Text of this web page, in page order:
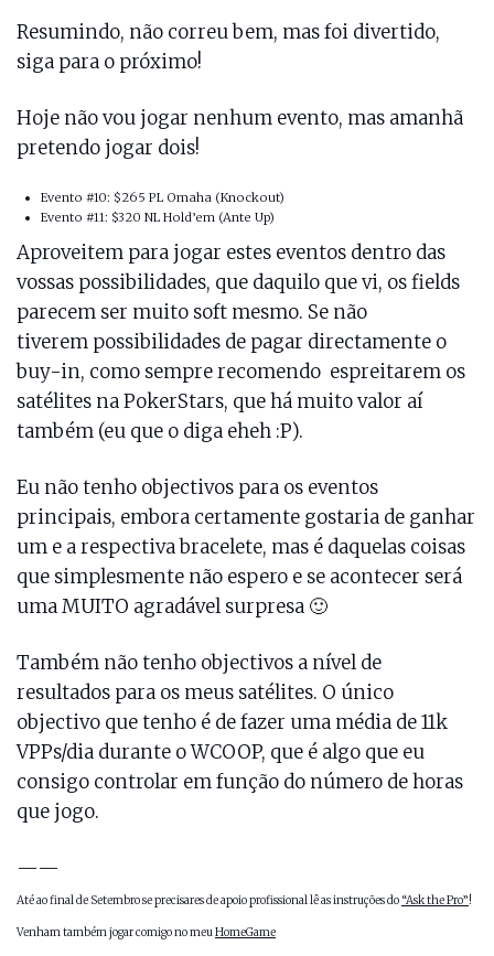
Resumindo, não correu bem, mas foi divertido,
siga para o próximo!
Hoje não vou jogar nenhum evento, mas amanhã
pretendo jogar dois!
Evento #10: $265 PL Omaha (Knockout)
Evento #11: $320 NL Hold’em (Ante Up)
Aproveitem para jogar estes eventos dentro das
vossas possibilidades, que daquilo que vi, os fields
parecem ser muito soft mesmo. Se não
tiverem possibilidades de pagar directamente o
buy-in, como sempre recomendo espreitarem os
satélites na PokerStars, que há muito valor aí
também (eu que o diga eheh :P).
Eu não tenho objectivos para os eventos
principais, embora certamente gostaria de ganhar
um e a respectiva bracelete, mas é daquelas coisas
que simplesmente não espero e se acontecer será
uma MUITO agradável surpresa 🙂
Também não tenho objectivos a nível de
resultados para os meus satélites. O único
objectivo que tenho é de fazer uma média de 11k
VPPs/dia durante o WCOOP, que é algo que eu
consigo controlar em função do número de horas
que jogo.
——
Até ao final de Setembro se precisares de apoio profissional lê as instruções do “Ask the Pro”!
Venham também jogar comigo no meuHomeGame